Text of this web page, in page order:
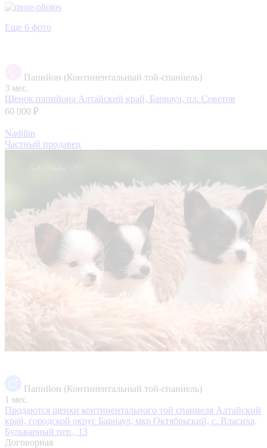
Еще 6 фото
Папийон (Континентальный той-спаниель)
3 мес.
Щенок папийона Алтайский край, Барнаул, пл. Советов
60 000 ₽
Nadillin
Частный продавец
Папийон (Континентальный той-спаниель)
1 мес.
Продаются щенки континентального той спаниеля Алтайский
край, городской округ Барнаул, мкр Октябрьский, с. Власиха,
Бульварный пер., 13
Договорная